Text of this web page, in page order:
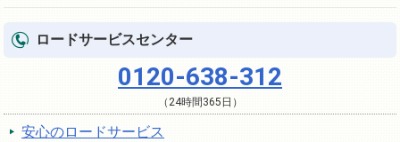
ロードサービスセンター
0120-638-312
（24時間365日）
安心のロードサービス